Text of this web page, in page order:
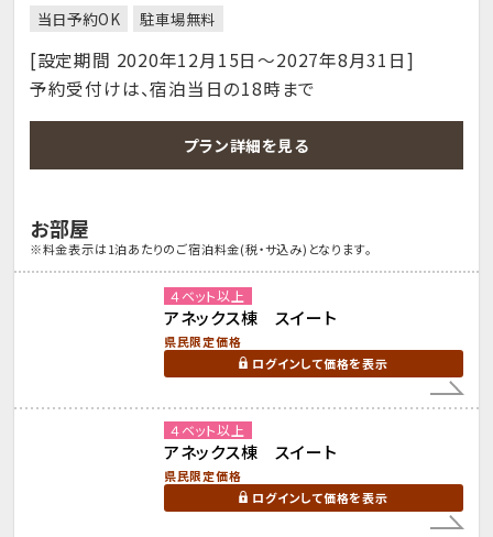
当日予約OK
駐車場無料
[設定期間 2020年12月15日～2027年8月31日]
予約受付けは、宿泊当日の18時まで
プラン詳細を見る
お部屋
※料金表示は1泊あたりのご宿泊料金(税・サ込み)となります。
４ベット以上
アネックス棟 スイート
県民限定価格
ログインして価格を表示
４ベット以上
アネックス棟 スイート
県民限定価格
ログインして価格を表示